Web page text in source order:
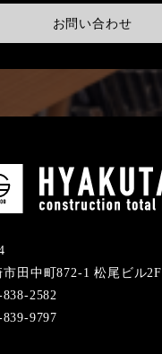
お問い合わせ
田中町872-1 松尾ビル2F
2582
9797